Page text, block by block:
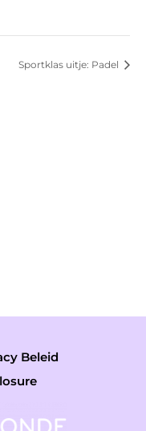
Sportklas uitje: Padel
Beleid